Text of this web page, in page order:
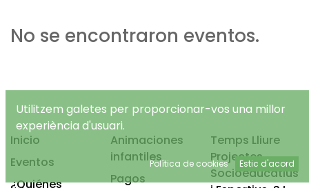
No se encontraron eventos.
Inicio
Eventos
¿Quiénes
Animaciones
infantiles
Pagos
Temps Lliure
Projectes
Socioeducatius
Utilitzem galetes per proporcionar-vos una millor
experiència d'usuari.
Política de cookies Estic d'acord